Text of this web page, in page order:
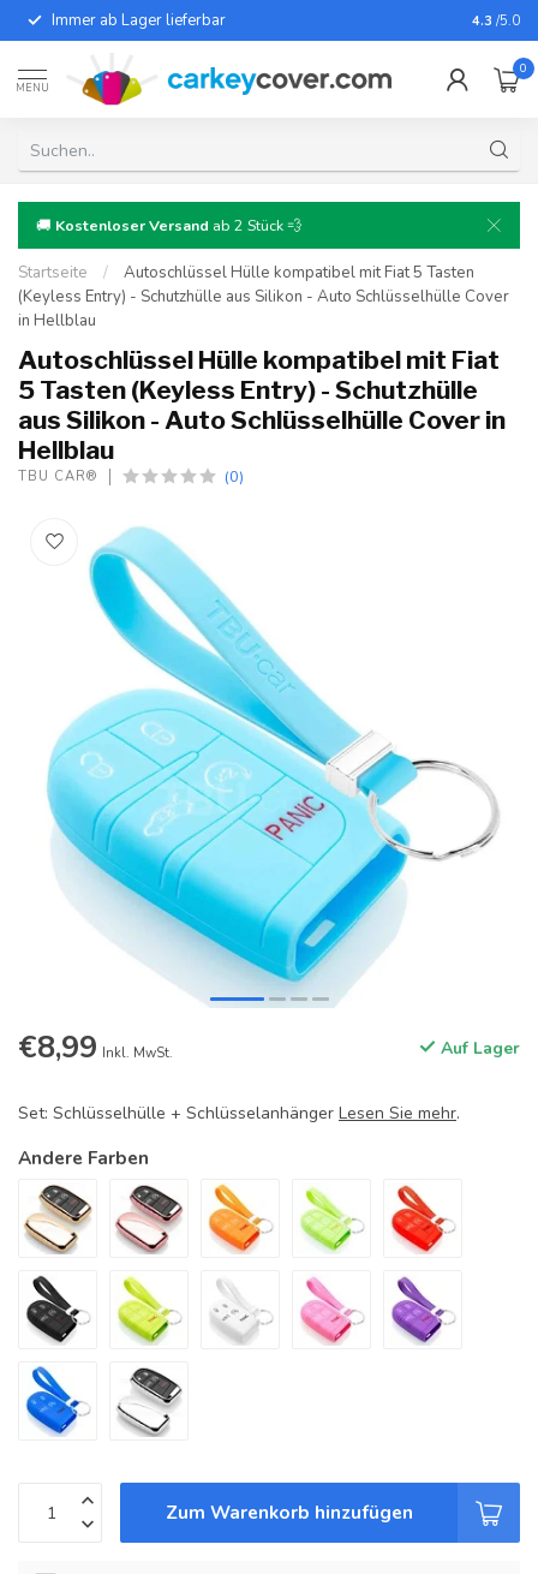
Immer ab Lager lieferbar Für fast
4.3 /5.0
MENU
0
🚚 Kostenloser Versand ab 2 Stück 💨
Startseite /
Autoschlüssel Hülle kompatibel mit Fiat 5 Tasten
(Keyless Entry) - Schutzhülle aus Silikon - Auto Schlüsselhülle Cover
in Hellblau
Autoschlüssel Hülle kompatibel mit Fiat
5 Tasten (Keyless Entry) - Schutzhülle
aus Silikon - Auto Schlüsselhülle Cover in
Hellblau
TBU CAR® (0)
€8,99 Inkl. MwSt. Auf Lager
Set: Schlüsselhülle + Schlüsselanhänger Lesen Sie mehr.
Andere Farben
Zum Warenkorb hinzufügen